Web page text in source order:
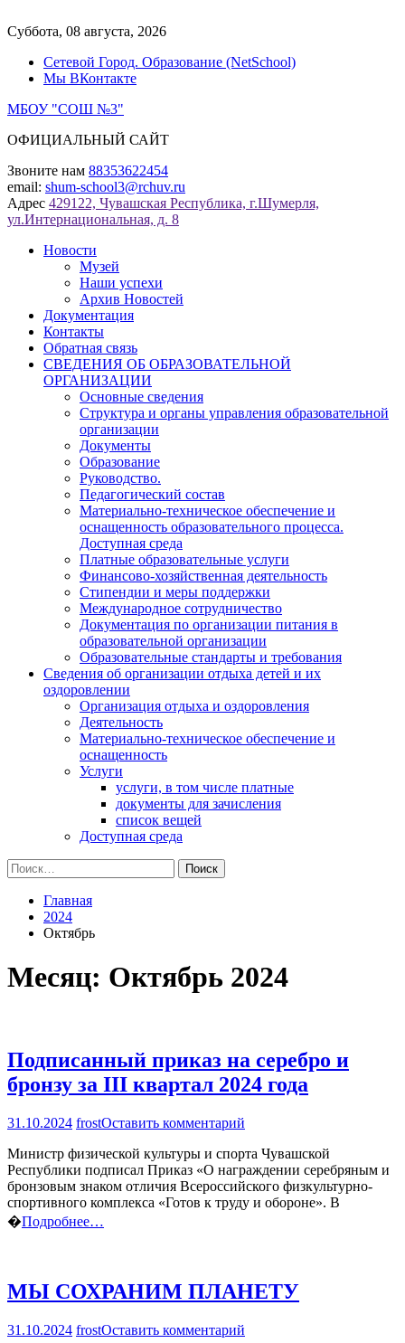
к
Суббота, 08 августа, 2026
Сетевой Город. Образование (NetSchool)
Мы ВКонтакте
МБОУ "СОШ №3"
ОФИЦИАЛЬНЫЙ САЙТ
Звоните нам 88353622454
email: shum-school3@rchuv.ru
Адрес 429122, Чувашская Республика, г.Шумерля,
ул.Интернациональная, д. 8
Новости
Музей
Наши успехи
Архив Новостей
Документация
Контакты
Обратная связь
СВЕДЕНИЯ ОБ ОБРАЗОВАТЕЛЬНОЙ
ОРГАНИЗАЦИИ
Основные сведения
Структура и органы управления образовательной
организации
Документы
Образование
Руководство.
Педагогический состав
Материально-техническое обеспечение и
оснащенность образовательного процесса.
Доступная среда
Платные образовательные услуги
Финансово-хозяйственная деятельность
Стипендии и меры поддержки
Международное сотрудничество
Документация по организации питания в
образовательной организации
Образовательные стандарты и требования
Сведения об организации отдыха детей и их
оздоровлении
Организация отдыха и оздоровления
Деятельность
Материально-техническое обеспечение и
оснащенность
Услуги
услуги, в том числе платные
документы для зачисления
список вещей
Доступная среда
Найти:
Главная
2024
Октябрь
Месяц: Октябрь 2024
Подписанный приказ на серебро и
бронзу за III квартал 2024 года
31.10.2024 frostОставить комментарий
приказ
на
серебро
и
2024
года
Министр физической культуры и спорта Чувашской
Республики подписал Приказ «О награждении серебряным и
бронзовым знаком отличия Всероссийского физкультурно-
спортивного комплекса «Готов к труду и обороне». В
�Подробнее…
МЫ СОХРАНИМ ПЛАНЕТУ
31.10.2024 frostОставить комментарий